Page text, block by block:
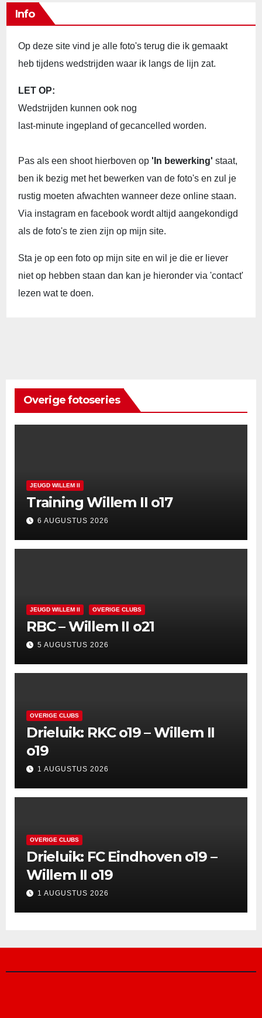
Info
Op deze site vind je alle foto's terug die ik gemaakt
heb tijdens wedstrijden waar ik langs de lijn zat.
LET OP:
Wedstrijden kunnen ook nog
last-minute ingepland of gecancelled worden.
Pas als een shoot hierboven op 'In bewerking' staat,
ben ik bezig met het bewerken van de foto's en zul je
rustig moeten afwachten wanneer deze online staan.
Via instagram en facebook wordt altijd aangekondigd
als de foto's te zien zijn op mijn site.
Sta je op een foto op mijn site en wil je die er liever
niet op hebben staan dan kan je hieronder via 'contact'
lezen wat te doen.
Overige fotoseries
JEUGD WILLEM II
Training Willem II o17
6 AUGUSTUS 2026
JEUGD WILLEM II OVERIGE CLUBS
RBC – Willem II o21
5 AUGUSTUS 2026
OVERIGE CLUBS
Drieluik: RKC o19 – Willem II
o19
1 AUGUSTUS 2026
OVERIGE CLUBS
Drieluik: FC Eindhoven o19 –
Willem II o19
1 AUGUSTUS 2026